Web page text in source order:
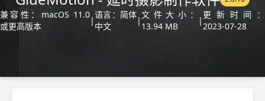
兼容性：macOS 11.0
或更高版本
|
语言：简体
中文
|
文件大小：
13.94 MB
|
更新时间：
2023-07-28